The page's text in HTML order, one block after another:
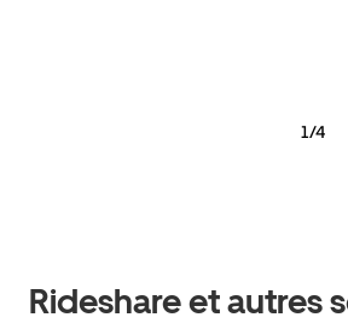
1/4
Rideshare et autres